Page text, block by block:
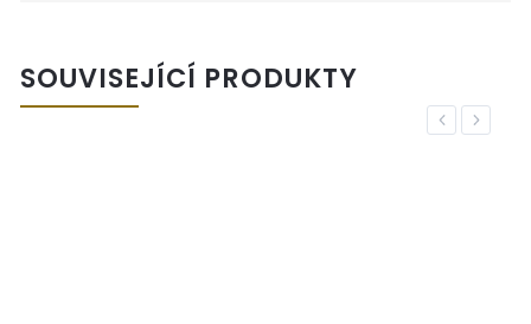
SOUVISEJÍCÍ PRODUKTY
Previous
Next